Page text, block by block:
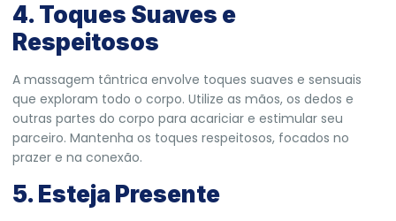
4. Toques Suaves e
Respeitosos
A massagem tântrica envolve toques suaves e sensuais
que exploram todo o corpo. Utilize as mãos, os dedos e
outras partes do corpo para acariciar e estimular seu
parceiro. Mantenha os toques respeitosos, focados no
prazer e na conexão.
5. Esteja Presente